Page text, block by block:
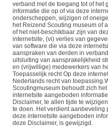
verband met de toegang tot of het
informatie die op of via deze
onderscheppen, wijzigen of
het Reizend Scouting museum of
of het niet-beschikbaar zijn van
internetsite, (vi) verlies van
van software die via deze
aanspraken van derden in
uitsluiting van aansprakelijkheid
en (vrijwillige) medewerkers van
Toepasselijk recht Op deze
Nederlands recht van
Scoutingmuseum behoudt zich
internetsite aangeboden
Disclaimer, te allen tijde te
te doen. Het verdient aanbeveling
deze internetsite aangeboden
deze Disclaimer, is gewijzigd.